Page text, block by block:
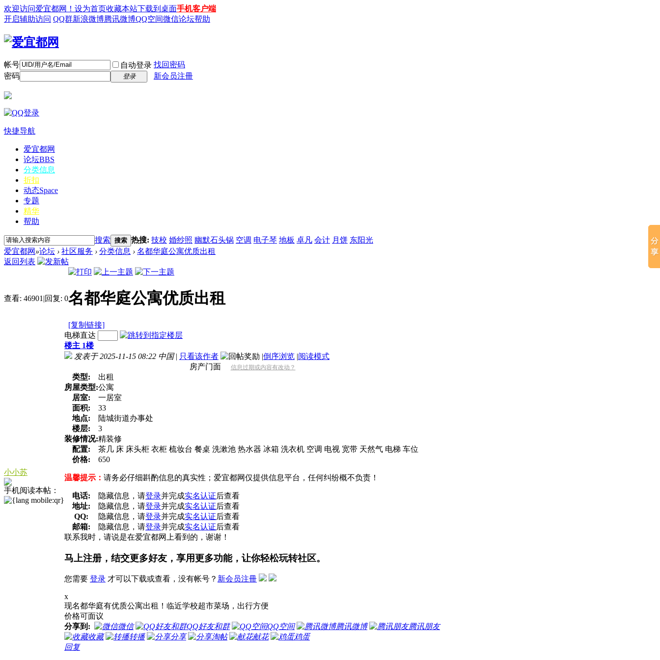
欢迎访问爱宜都网！ 设为首页收藏本站下载到桌面手机客户端
开启辅助访问 QQ群新浪微博腾讯微博QQ空间微信论坛帮助
帐号 自动登录 找回密码
密码
登录 新会员注冊
快捷导航
爱宜都网
论坛BBS
分类信息
折扣
动态Space
专题
精华
帮助
搜索 搜索 热搜: 技校 婚纱照 幽默石头锅 空调 电子琴 地板 卓凡 会计 月饼 东阳光
爱宜都网 »论坛 › 社区服务 › 分类信息 › 名都华庭公寓优质出租
返回列表
查看: 46901 |回复: 0名都华庭公寓优质出租
[复制链接]
小小苏
手机阅读本帖：
电梯直达
楼主 1楼
发表于 2025-11-15 08:22 中国 | 只看该作者 |倒序浏览 |阅读模式
房产门面
信息过期或内容有改动？
类型:
出租
房屋类型:公寓
居室:
一居室
面积:
33
地点:
陆城街道办事处
楼层:
3
装修情况:精装修
配置:
茶几 床 床头柜 衣柜 梳妆台 餐桌 洗漱池 热水器 冰箱 洗衣机 空调 电视 宽带 天然气 电梯 车位
价格:
650
温馨提示： 请务必仔细斟酌信息的真实性；爱宜都网仅提供信息平台，任何纠纷概不负责！
电话: 隐藏信息，请登录并完成实名认证后查看
地址:
隐藏信息，请登录并完成实名认证后查看
QQ:
隐藏信息，请登录并完成实名认证后查看
邮箱:
隐藏信息，请登录并完成实名认证后查看
联系我时，请说是在爱宜都网上看到的，谢谢！
马上注册，结交更多好友，享用更多功能，让你轻松玩转社区。
您需要 登录 才可以下载或查看，没有帐号？ 新会员注冊
x
现名都华庭有优质公寓出租！临近学校超市菜场，出行方便
价格可面议
分享到:
微信 QQ好友和群 QQ空间 腾讯微博
腾讯朋友
收藏
转播 分享 淘帖 献花
鸡蛋
回复